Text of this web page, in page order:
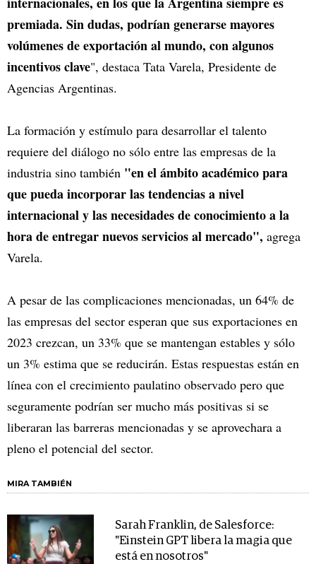
premiada. Sin dudas, podrían generarse mayores
volúmenes de exportación al mundo, con algunos
incentivos clave", destaca Tata Varela, Presidente de
Agencias Argentinas.
La formación y estímulo para desarrollar el talento
requiere del diálogo no sólo entre las empresas de la
industria sino también "en el ámbito académico para
que pueda incorporar las tendencias a nivel
internacional y las necesidades de conocimiento a la
hora de entregar nuevos servicios al mercado", agrega
Varela.
A pesar de las complicaciones mencionadas, un 64% de
las empresas del sector esperan que sus exportaciones en
2023 crezcan, un 33% que se mantengan estables y sólo
un 3% estima que se reducirán. Estas respuestas están en
línea con el crecimiento paulatino observado pero que
seguramente podrían ser mucho más positivas si se
liberaran las barreras mencionadas y se aprovechara a
pleno el potencial del sector.
MIRA TAMBIÉN
Sarah Franklin, de Salesforce:
"Einstein GPT libera la magia que
está en nosotros"